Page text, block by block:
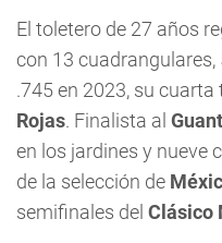
El toletero de 27 años
con 13 cuadrangulares,
.745 en 2023, su
Rojas. Finalista al
en los jardines y nueve
de la selección de
semifinales del Clásico